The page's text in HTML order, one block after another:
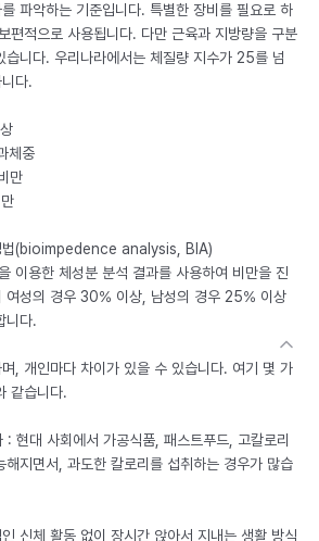
파악하는 기준입니다. 특별한 장비를 필요로 하
편적으로 사용됩니다. 다만 근육과 지방량을 구분
습니다. 우리나라에서는 체질량 지수가 25를 넘
다.
체중
만
법(bioimpedence analysis, BIA)
이용한 체성분 분석 결과를 사용하여 비만을 진
여성의 경우 30% 이상, 남성의 경우 25% 이상
니다.
, 개인마다 차이가 있을 수 있습니다. 여기 몇 가
같습니다.
: 현대 사회에서 가공식품, 패스트푸드, 고칼로리
해지면서, 과도한 칼로리를 섭취하는 경우가 많습
신체 활동 없이 장시간 앉아서 지내는 생활 방식